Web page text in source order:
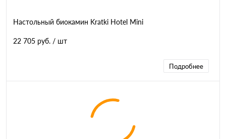
Настольный биокамин Kratki Hotel Mini
22 705 руб. / шт
Подробнее